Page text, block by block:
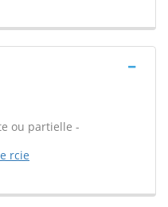
ou partielle -
rcie